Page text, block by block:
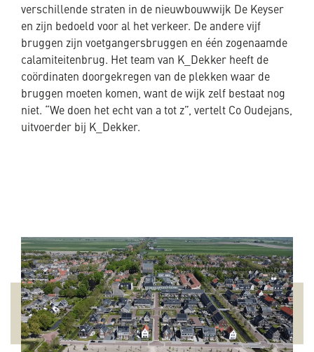
verschillende straten in de nieuwbouwwijk De Keyser
en zijn bedoeld voor al het verkeer. De andere vijf
bruggen zijn voetgangersbruggen en één zogenaamde
calamiteitenbrug. Het team van K_Dekker heeft de
coördinaten doorgekregen van de plekken waar de
bruggen moeten komen, want de wijk zelf bestaat nog
niet. “We doen het echt van a tot z”, vertelt Co Oudejans,
uitvoerder bij K_Dekker.